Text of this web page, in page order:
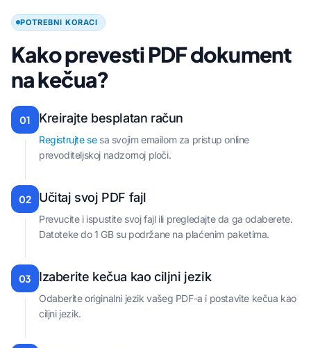
POTREBNI KORACI
Kako prevesti PDF dokument
na kečua?
01 Kreirajte besplatan račun
Registrujte sesa svojim emailom za pristup online
prevoditeljskoj nadzornoj ploči.
02 Učitaj svoj PDF fajl
Prevucite i ispustite svoj fajl ili pregledajte da ga odaberete.
Datoteke do 1 GB su podržane na plaćenim paketima.
03 Izaberite kečua kao ciljni jezik
Odaberite originalni jezik vašeg PDF-a i postavite kečua kao
ciljni jezik.